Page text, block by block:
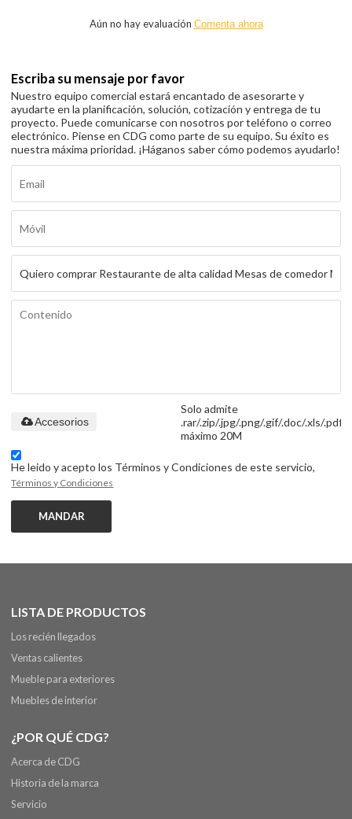
Aún no hay evaluación Comenta ahora
Escriba su mensaje por favor
Nuestro equipo comercial estará encantado de asesorarte y
ayudarte en la planificación, solución, cotización y entrega de tu
proyecto. Puede comunicarse con nosotros por teléfono o correo
electrónico. Piense en CDG como parte de su equipo. Su éxito es
nuestra máxima prioridad. ¡Háganos saber cómo podemos ayudarlo!
Solo admite
.rar/.zip/.jpg/.png/.gif/.doc/.xls/.pdf,
máximo 20M
Accesorios
He leido y acepto los Términos y Condiciones de este servicio,
Términos y Condiciones
MANDAR
LISTA DE PRODUCTOS
Los recién llegados
Ventas calientes
Mueble para exteriores
Muebles de interior
¿POR QUÉ CDG?
Acerca de CDG
Historia de la marca
Servicio